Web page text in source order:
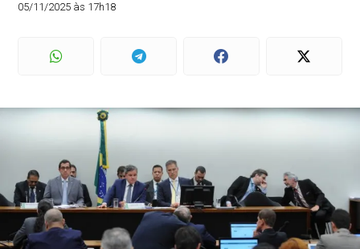
05/11/2025 às 17h18